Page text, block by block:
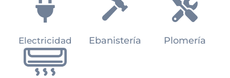
Electricidad Ebanistería Plomería